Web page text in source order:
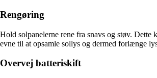
Rengøring
Hold solpanelerne rene fra snavs og støv. Dette
evne til at opsamle sollys og dermed forlænge
Overvej batteriskift